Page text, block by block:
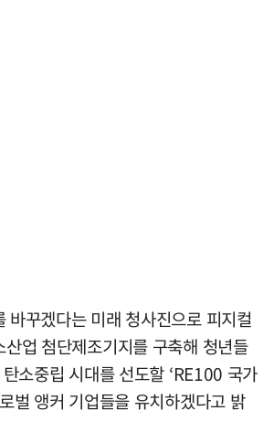
바꾸겠다는 미래 청사진으로 피지컬
업 첨단제조기지를 구축해 청년들
소중립 시대를 선도할 ‘RE100 국가
벌 앵커 기업들을 유치하겠다고 밝